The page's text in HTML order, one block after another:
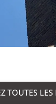
TOUTES